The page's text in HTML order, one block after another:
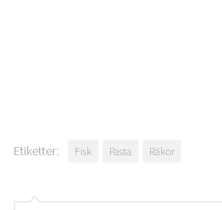
Etiketter: Fisk Pasta Räkor